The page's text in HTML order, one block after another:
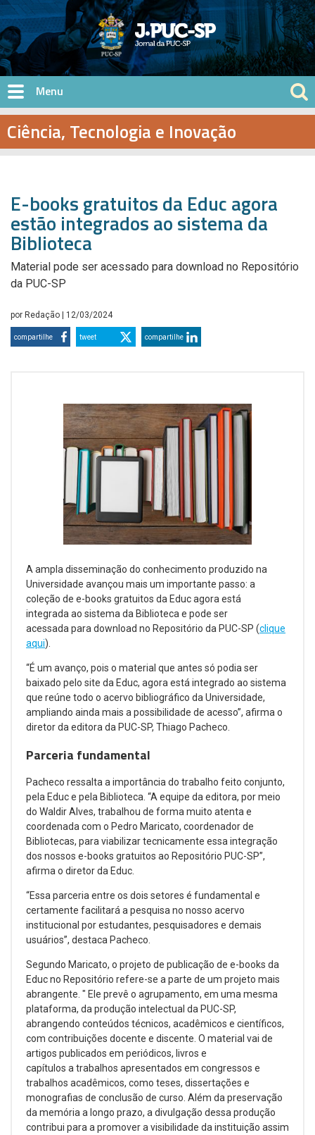
Pular para o conteúdo principal
Ciência, Tecnologia e Inovação
E-books gratuitos da Educ agora
estão integrados ao sistema da
Biblioteca
Material pode ser acessado para download no Repositório
da PUC-SP
por Redação | 12/03/2024
compartilhe tweet compartilhe
A ampla disseminação do conhecimento produzido na
Universidade avançou mais um importante passo: a
coleção de e-books gratuitos da Educ agora está
integrada ao sistema da Biblioteca e pode ser
acessada para download no Repositório da PUC-SP (clique
aqui).
“É um avanço, pois o material que antes só podia ser
baixado pelo site da Educ, agora está integrado ao sistema
que reúne todo o acervo bibliográfico da Universidade,
ampliando ainda mais a possibilidade de acesso”, afirma o
diretor da editora da PUC-SP, Thiago Pacheco.
Parceria fundamental
Pacheco ressalta a importância do trabalho feito conjunto,
pela Educ e pela Biblioteca. “A equipe da editora, por meio
do Waldir Alves, trabalhou de forma muito atenta e
coordenada com o Pedro Maricato, coordenador de
Bibliotecas, para viabilizar tecnicamente essa integração
dos nossos e-books gratuitos ao Repositório PUC-SP”,
afirma o diretor da Educ.
“Essa parceria entre os dois setores é fundamental e
certamente facilitará a pesquisa no nosso acervo
institucional por estudantes, pesquisadores e demais
usuários”, destaca Pacheco.
Segundo Maricato, o projeto de publicação de e-books da
Educ no Repositório refere-se a parte de um projeto mais
abrangente. " Ele prevê o agrupamento, em uma mesma
plataforma, da produção intelectual da PUC-SP,
abrangendo conteúdos técnicos, acadêmicos e científicos,
com contribuições docente e discente. O material vai de
artigos publicados em periódicos, livros e
capítulos a trabalhos apresentados em congressos e
trabalhos acadêmicos, como teses, dissertações e
monografias de conclusão de curso. Além da preservação
da memória a longo prazo, a divulgação dessa produção
contribui para a promover a visibilidade da instituição assim